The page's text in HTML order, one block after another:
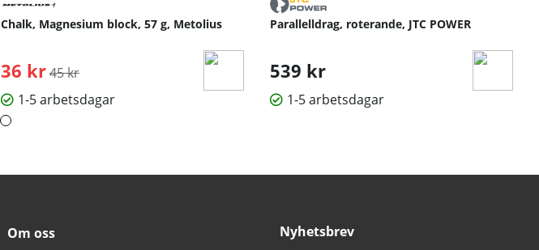
Chalk, Magnesium block, 57 g, Metolius
36 kr Ordinarie pris:
45 kr
1-5 arbetsdagar
Parallelldrag, roterande, JTC POWER
539 kr
1-5 arbetsdagar
Om oss
Nyhetsbrev